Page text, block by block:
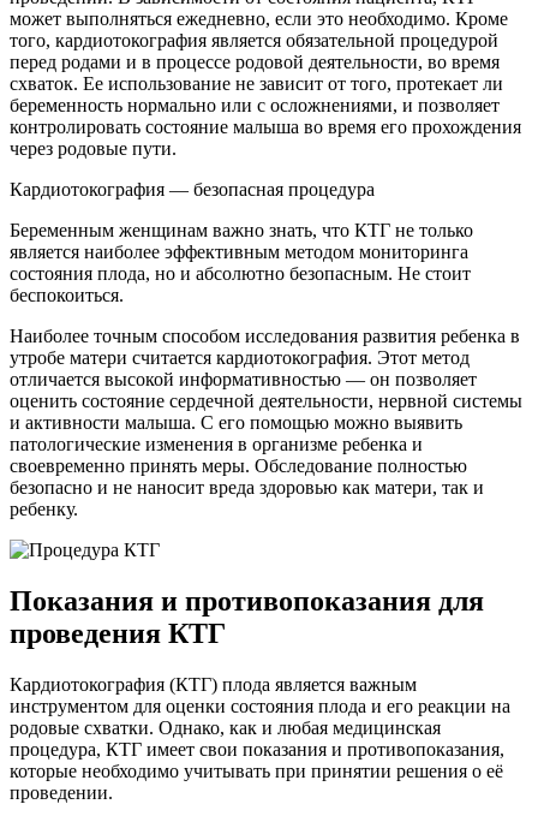
может выполняться ежедневно, если это необходимо. Кроме
того, кардиотокография является обязательной процедурой
перед родами и в процессе родовой деятельности, во время
схваток. Ее использование не зависит от того, протекает ли
беременность нормально или с осложнениями, и позволяет
контролировать состояние малыша во время его прохождения
через родовые пути.
Кардиотокография — безопасная процедура
Беременным женщинам важно знать, что КТГ не только
является наиболее эффективным методом мониторинга
состояния плода, но и абсолютно безопасным. Не стоит
беспокоиться.
Наиболее точным способом исследования развития ребенка в
утробе матери считается кардиотокография. Этот метод
отличается высокой информативностью — он позволяет
оценить состояние сердечной деятельности, нервной системы
и активности малыша. С его помощью можно выявить
патологические изменения в организме ребенка и
своевременно принять меры. Обследование полностью
безопасно и не наносит вреда здоровью как матери, так и
ребенку.
Показания и противопоказания для
проведения КТГ
Кардиотокография (КТГ) плода является важным
инструментом для оценки состояния плода и его реакции на
родовые схватки. Однако, как и любая медицинская
процедура, КТГ имеет свои показания и противопоказания,
которые необходимо учитывать при принятии решения о её
проведении.